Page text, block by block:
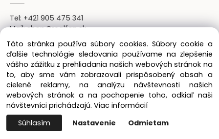
Tel: +421 905 475 341
Mail:shop@realfan.sk
Zákaznícka linka: 9:00-18:00
Osobný odber: po predchádajúcom dohovore
Copyright © 2024 Real Fan s.r.o., všetky práva
vyhradené.
Vytvorené systémom ClickEshop.sk
Táto stránka používa súbory cookies. Súbory cookie a
ďalšie technológie sledovania používame na zlepšenie
vášho zážitku z prehliadania našich webových stránok na
to, aby sme vám zobrazovali prispôsobený obsah a
cielené reklamy, na analýzu návštevnosti našich
webových stránok a na pochopenie toho, odkiaľ naši
návštevníci prichádzajú. Viac informácií
Súhlasím
Nastavenie Odmietam